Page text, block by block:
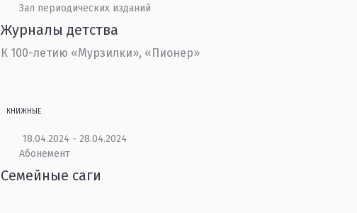
Зал периодических изданий
Журналы детства
К 100-летию «Мурзилки», «Пионер»
КНИЖНЫЕ
18.04.2024 - 28.04.2024
Абонемент
Семейные саги